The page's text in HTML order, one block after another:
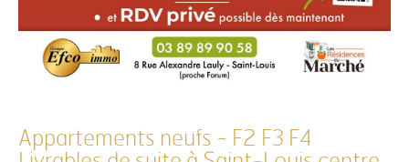
Appartements neufs - F2 F3 F4
Référence